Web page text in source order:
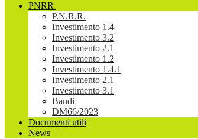
PNRR
P.N.R.R.
Investimento 1.4
Investimento 3.2
Investimento 2.1
Investimento 1.2
Investimento 1.4.1
Investimento 2.1
Investimento 3.1
Bandi
DM66/2023
Documenti utili
News